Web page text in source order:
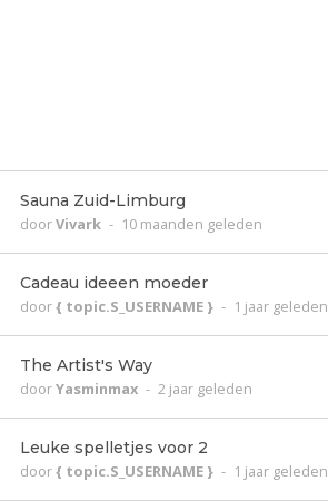
Sauna Zuid-Limburg
doorVivark - 10 maanden geleden
Cadeau ideeen moeder
door{ topic.S_USERNAME } - 1 jaar geleden
The Artist's Way
doorYasminmax - 2 jaar geleden
Leuke spelletjes voor 2
door{ topic.S_USERNAME } - 1 jaar geleden